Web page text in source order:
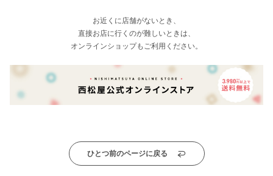
お近くに店舗がないとき、
直接お店に行くのが難しいときは、
オンラインショップもご利用ください。
ひとつ前のページに戻る